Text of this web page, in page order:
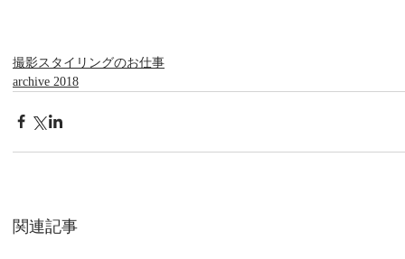
撮影スタイリングのお仕事
archive 2018
関連記事